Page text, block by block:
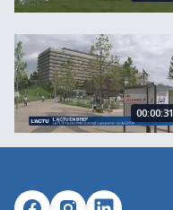
Le PLR Vaud pointe du
00:00:31